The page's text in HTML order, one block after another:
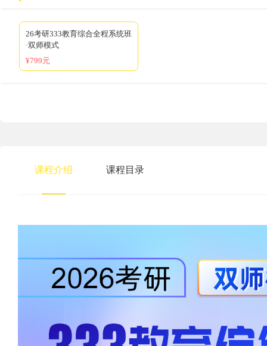
26考研333教育综合全程系统班
·双师模式
¥799元
课程介绍 课程目录